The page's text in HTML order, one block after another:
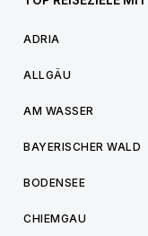
ADRIA
ALLGÄU
AM WASSER
BAYERISCHER WALD
BODENSEE
CHIEMGAU